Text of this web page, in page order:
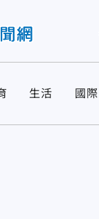
生活 國際